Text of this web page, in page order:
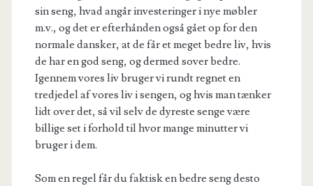
sin seng, hvad angår investeringer i nye møbler
m.v., og det er efterhånden også gået op for den
normale dansker, at de får et meget bedre liv, hvis
de har en god seng, og dermed sover bedre.
Igennem vores liv bruger vi rundt regnet en
tredjedel af vores liv i sengen, og hvis man tænker
lidt over det, så vil selv de dyreste senge være
billige set i forhold til hvor mange minutter vi
bruger i dem.
Som en regel får du faktisk en bedre seng desto